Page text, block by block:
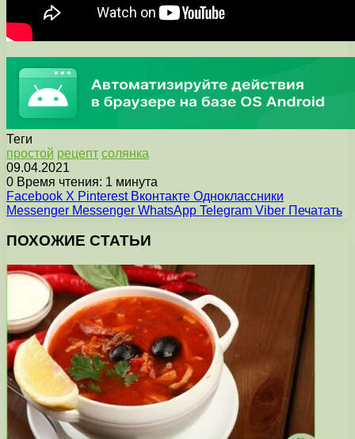
Теги
простой рецепт солянка
09.04.2021
0 Время чтения: 1 минута
Facebook X Pinterest Вконтакте Одноклассники
Messenger Messenger WhatsApp Telegram Viber Печатать
ПОХОЖИЕ СТАТЬИ